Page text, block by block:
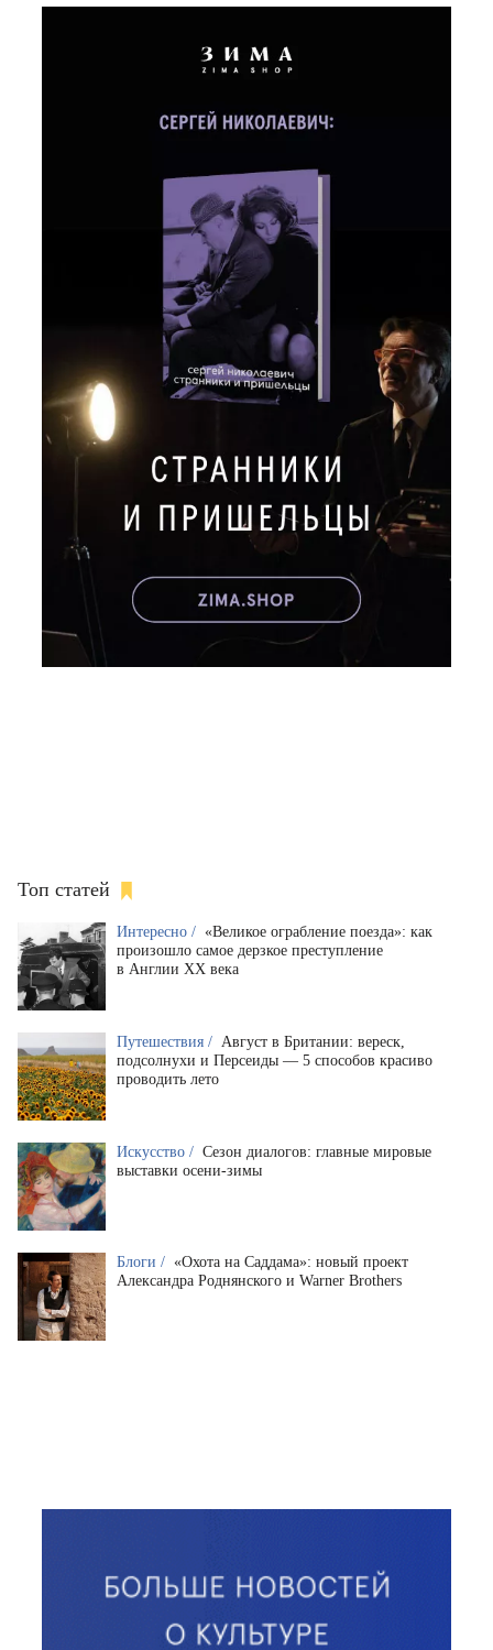
Топ статей
Интересно / «Великое ограбление поезда»: как
произошло самое дерзкое преступление
в Англии XX века
Путешествия / Август в Британии: вереск,
подсолнухи и Персеиды — 5 способов красиво
проводить лето
Искусство / Сезон диалогов: главные мировые
выставки осени-зимы
Блоги / «Охота на Саддама»: новый проект
Александра Роднянского и Warner Brothers